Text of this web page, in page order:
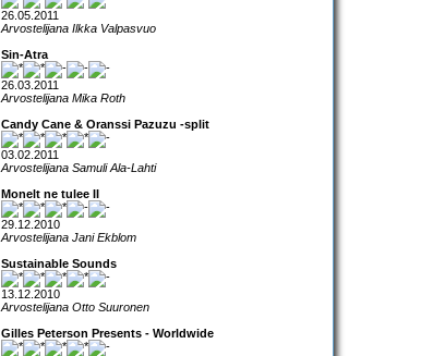
26.05.2011
Arvostelijana Ilkka Valpasvuo
Sin-Atra
26.03.2011
Arvostelijana Mika Roth
Candy Cane & Oranssi Pazuzu -split
03.02.2011
Arvostelijana Samuli Ala-Lahti
Monelt ne tulee II
29.12.2010
Arvostelijana Jani Ekblom
Sustainable Sounds
13.12.2010
Arvostelijana Otto Suuronen
Gilles Peterson Presents - Worldwide